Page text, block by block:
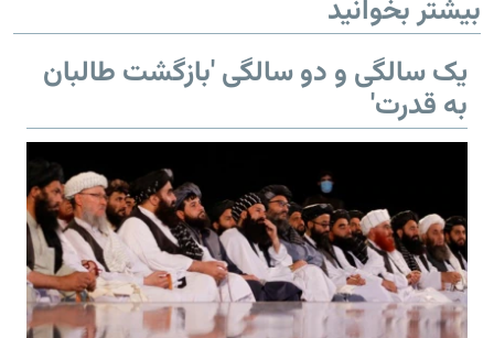
بیشتر بخوانید
یک سالگی و دو سالگی 'بازگشت طالبان
به قدرت'